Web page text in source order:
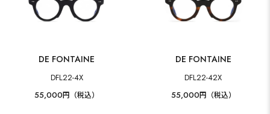
DE FONTAINE
DFL22-4X
55,000円（税込）
DE FONTAINE
DFL22-42X
55,000円（税込）